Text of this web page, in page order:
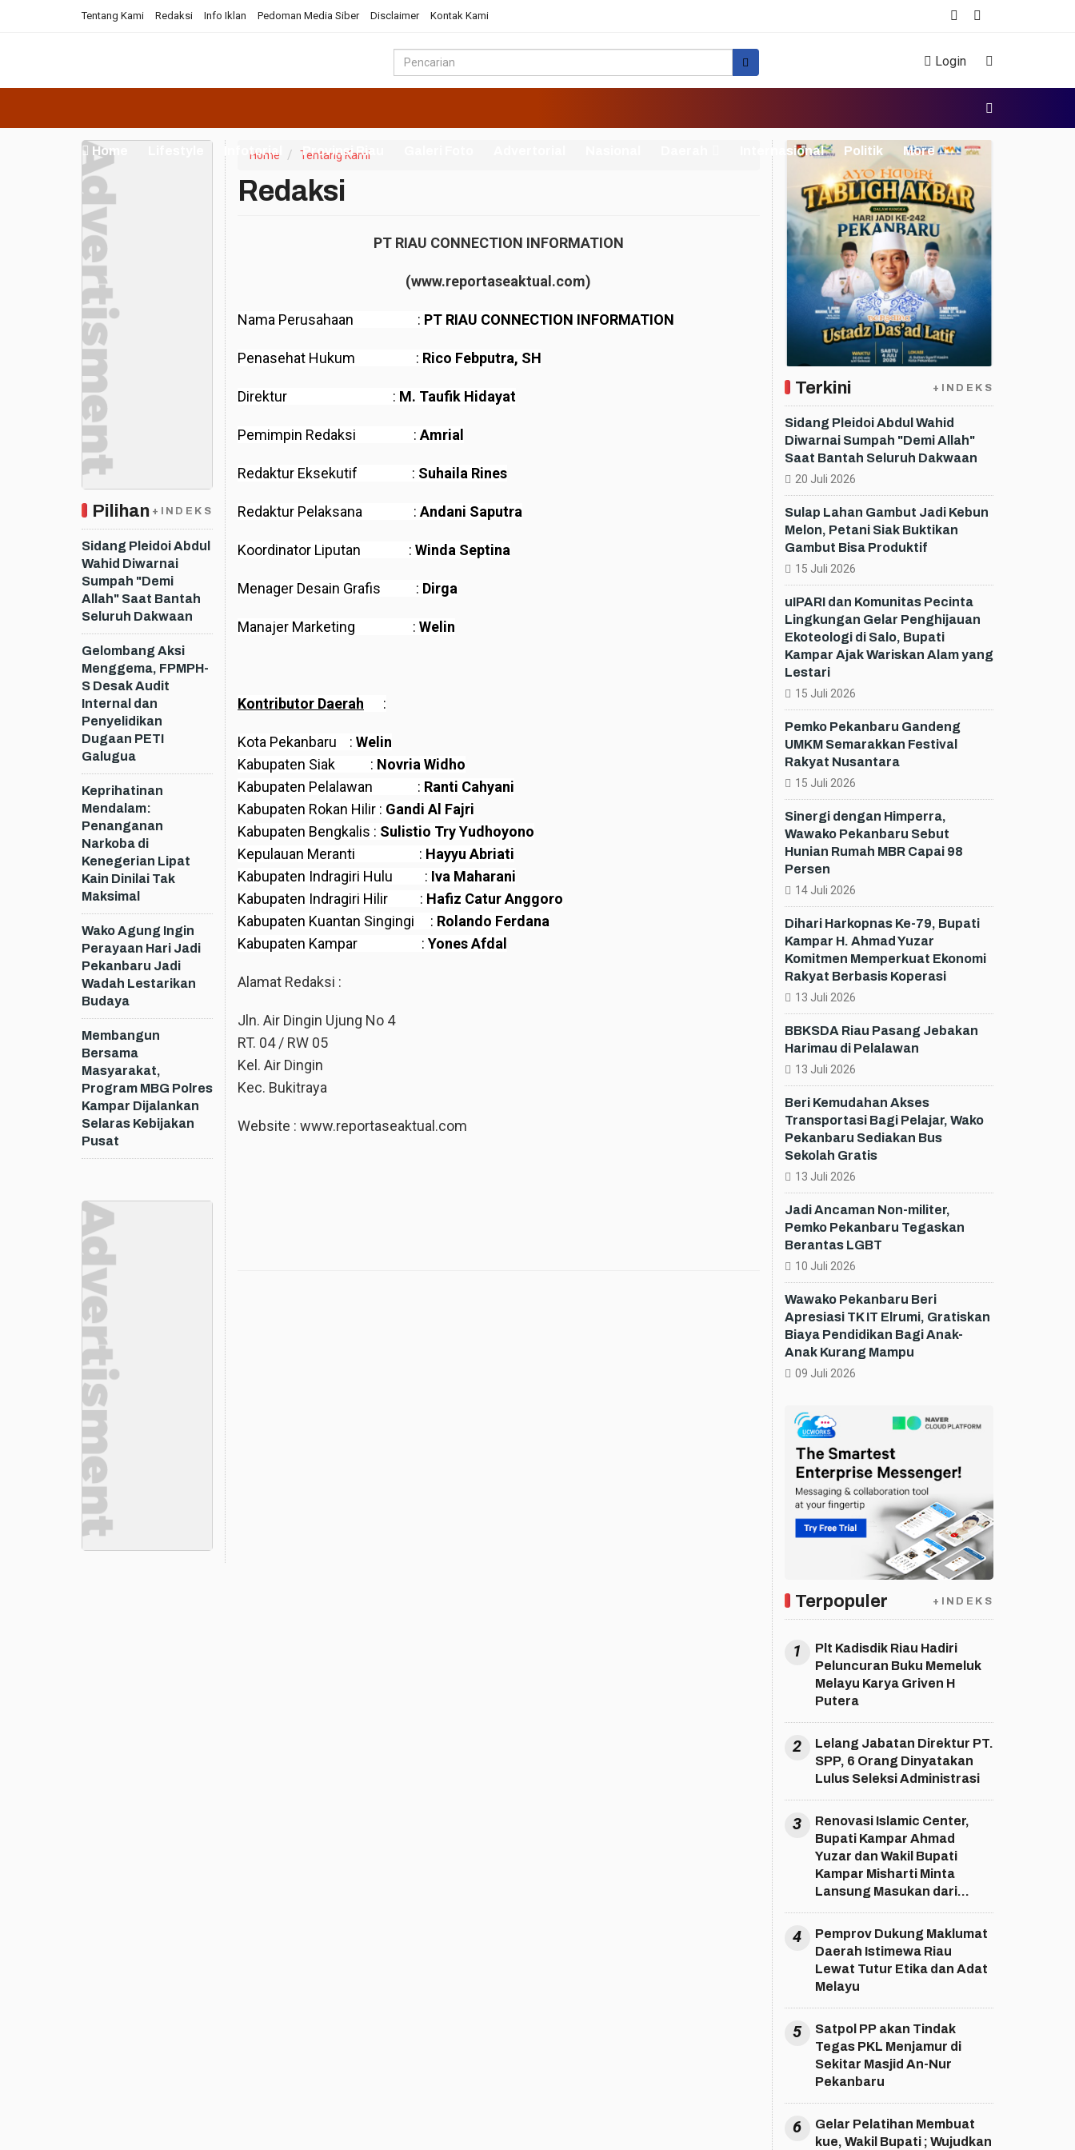
Tentang Kami Redaksi Info Iklan Pedoman Media Siber Disclaimer Kontak Kami
Login
Home Infotorial Provinsi Riau Internasional Politik More
Pilihan +INDEKS
Sidang Pleidoi Abdul
Wahid Diwarnai
Sumpah "Demi
Allah" Saat Bantah
Seluruh Dakwaan
Gelombang Aksi
Menggema, FPMPH-
S Desak Audit
Internal dan
Penyelidikan
Dugaan PETI
Galugua
Keprihatinan
Mendalam:
Penanganan
Narkoba di
Kenegerian Lipat
Kain Dinilai Tak
Maksimal
Wako Agung Ingin
Perayaan Hari Jadi
Pekanbaru Jadi
Wadah Lestarikan
Budaya
Membangun
Bersama
Masyarakat,
Program MBG Polres
Kampar Dijalankan
Selaras Kebijakan
Pusat
Home Tentang Kami
Redaksi
PT RIAU CONNECTION INFORMATION
(www.reportaseaktual.com)
Nama Perusahaan : PT RIAU CONNECTION INFORMATION
Penasehat Hukum : Rico Febputra, SH
Direktur : M. Taufik Hidayat
Pemimpin Redaksi : Amrial
Redaktur Eksekutif : Suhaila Rines
Redaktur Pelaksana : Andani Saputra
Koordinator Liputan : Winda Septina
Menager Desain Grafis : Dirga
Manajer Marketing : Welin
Kontributor Daerah :
Kota Pekanbaru : Welin
Kabupaten Siak : Novria Widho
Kabupaten Pelalawan : Ranti Cahyani
Kabupaten Rokan Hilir : Gandi Al Fajri
Kabupaten Bengkalis : Sulistio Try Yudhoyono
Kepulauan Meranti : Hayyu Abriati
Kabupaten Indragiri Hulu : Iva Maharani
Kabupaten Indragiri Hilir : Hafiz Catur Anggoro
Kabupaten Kuantan Singingi : Rolando Ferdana
Kabupaten Kampar : Yones Afdal
Alamat Redaksi :
Jln. Air Dingin Ujung No 4
RT. 04 / RW 05
Kel. Air Dingin
Kec. Bukitraya
Website : www.reportaseaktual.com
Terkini +INDEKS
Sidang Pleidoi Abdul Wahid
Diwarnai Sumpah "Demi Allah"
Saat Bantah Seluruh Dakwaan
20 Juli 2026
Sulap Lahan Gambut Jadi Kebun
Melon, Petani Siak Buktikan
Gambut Bisa Produktif
15 Juli 2026
uIPARI dan Komunitas Pecinta
Lingkungan Gelar Penghijauan
Ekoteologi di Salo, Bupati
Kampar Ajak Wariskan Alam yang
Lestari
15 Juli 2026
Pemko Pekanbaru Gandeng
UMKM Semarakkan Festival
Rakyat Nusantara
15 Juli 2026
Sinergi dengan Himperra,
Wawako Pekanbaru Sebut
Hunian Rumah MBR Capai 98
Persen
14 Juli 2026
Dihari Harkopnas Ke-79, Bupati
Kampar H. Ahmad Yuzar
Komitmen Memperkuat Ekonomi
Rakyat Berbasis Koperasi
13 Juli 2026
BBKSDA Riau Pasang Jebakan
Harimau di Pelalawan
13 Juli 2026
Beri Kemudahan Akses
Transportasi Bagi Pelajar, Wako
Pekanbaru Sediakan Bus
Sekolah Gratis
13 Juli 2026
Jadi Ancaman Non-militer,
Pemko Pekanbaru Tegaskan
Berantas LGBT
10 Juli 2026
Wawako Pekanbaru Beri
Apresiasi TK IT Elrumi, Gratiskan
Biaya Pendidikan Bagi Anak-
Anak Kurang Mampu
09 Juli 2026
Terpopuler +INDEKS
1
Plt Kadisdik Riau Hadiri
Peluncuran Buku Memeluk
Melayu Karya Griven H
Putera
2
Lelang Jabatan Direktur PT.
SPP, 6 Orang Dinyatakan
Lulus Seleksi Administrasi
3
Renovasi Islamic Center,
Bupati Kampar Ahmad
Yuzar dan Wakil Bupati
Kampar Misharti Minta
Lansung Masukan dari
Islamic Center
4
Pemprov Dukung Maklumat
Daerah Istimewa Riau
Lewat Tutur Etika dan Adat
Melayu
5
Satpol PP akan Tindak
Tegas PKL Menjamur di
Sekitar Masjid An-Nur
Pekanbaru
6
Gelar Pelatihan Membuat
kue, Wakil Bupati ; Wujudkan